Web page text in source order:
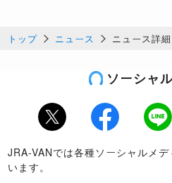
トップ ニュース ニュース詳細
ソーシャ
Twitter Facebook LINE
JRA-VANでは各種ソーシャルメ
います。